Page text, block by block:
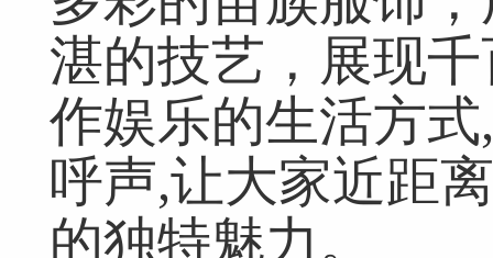
湛的技艺，展现
作娱乐的生活方
呼声,让大家近距
的独特魅力。
网友跟帖 共 0条登录名： 密码： 匿名发布 验